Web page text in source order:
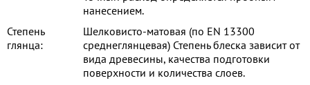
нанесением.
Степень
глянца:
Шелковисто-матовая (по EN 13300
среднеглянцевая) Степень блеска зависит от
вида древесины, качества подготовки
поверхности и количества слоев.